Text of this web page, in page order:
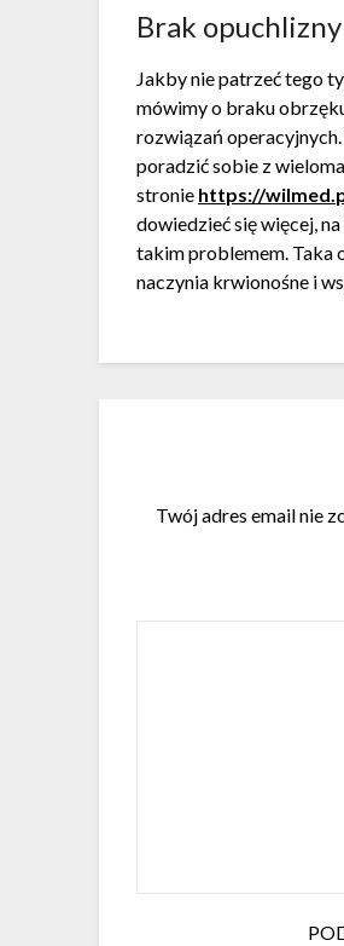
Brak
Jakby nie patrzeć tego
mówimy o braku
rozwiązań
poradzić sobie z
stronie https://
dowiedzieć się więcej,
takim problemem. Taka
naczynia krwionośne i
Twój adres email nie